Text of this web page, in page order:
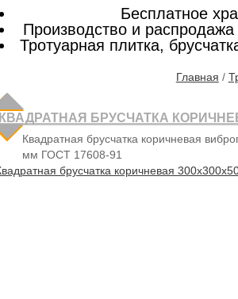
Бесплатное
Производство и
Тротуарная плитка,
Главная /
КВАДРАТНАЯ БРУСЧАТКА
Квадратная брусчатка коричневая
мм ГОСТ 17608-91